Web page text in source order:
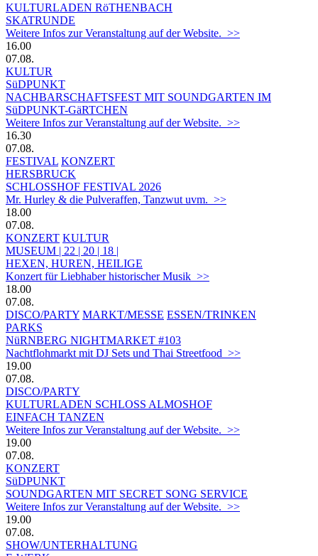
KULTURLADEN RöTHENBACH
SKATRUNDE
Weitere Infos zur Veranstaltung auf der Website. >>
16.00
07.08.
KULTUR
SüDPUNKT
NACHBARSCHAFTSFEST MIT SOUNDGARTEN IM
SüDPUNKT-GäRTCHEN
Weitere Infos zur Veranstaltung auf der Website. >>
16.30
07.08.
FESTIVAL KONZERT
HERSBRUCK
SCHLOSSHOF FESTIVAL 2026
Mr. Hurley & die Pulveraffen, Tanzwut uvm. >>
18.00
07.08.
KONZERT KULTUR
MUSEUM | 22 | 20 | 18 |
HEXEN, HUREN, HEILIGE
Konzert für Liebhaber historischer Musik >>
18.00
07.08.
DISCO/PARTY MARKT/MESSE ESSEN/TRINKEN
PARKS
NüRNBERG NIGHTMARKET #103
Nachtflohmarkt mit DJ Sets und Thai Streetfood >>
19.00
07.08.
DISCO/PARTY
KULTURLADEN SCHLOSS ALMOSHOF
EINFACH TANZEN
Weitere Infos zur Veranstaltung auf der Website. >>
19.00
07.08.
KONZERT
SüDPUNKT
SOUNDGARTEN MIT SECRET SONG SERVICE
Weitere Infos zur Veranstaltung auf der Website. >>
19.00
07.08.
SHOW/UNTERHALTUNG